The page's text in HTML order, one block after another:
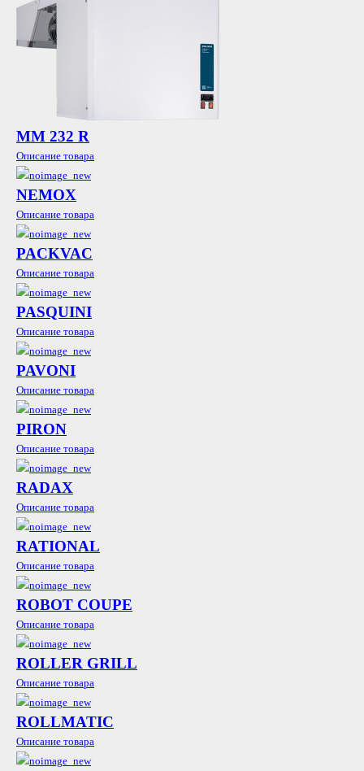
MМ 232 R
Описание товара
NEMOX
Описание товара
PACKVAC
Описание товара
PASQUINI
Описание товара
PAVONI
Описание товара
PIRON
Описание товара
RADAX
Описание товара
RATIONAL
Описание товара
ROBOT COUPE
Описание товара
ROLLER GRILL
Описание товара
ROLLMATIC
Описание товара